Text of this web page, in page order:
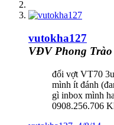
vutokha127
VĐV Phong Trào
đổi vợt VT70
mình ít đánh
gì inbox mình
0908.256.706